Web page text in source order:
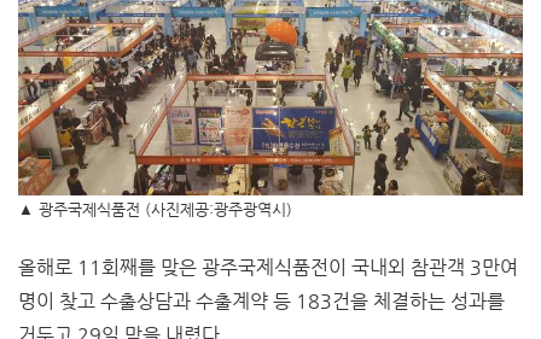
▲ 광주국제식품전 (사진제공:광주광역시)
올해로 11회째를 맞은 광주국제식품전이 국내외 참관객 3만여
명이 찾고 수출상담과 수출계약 등 183건을 체결하는 성과를